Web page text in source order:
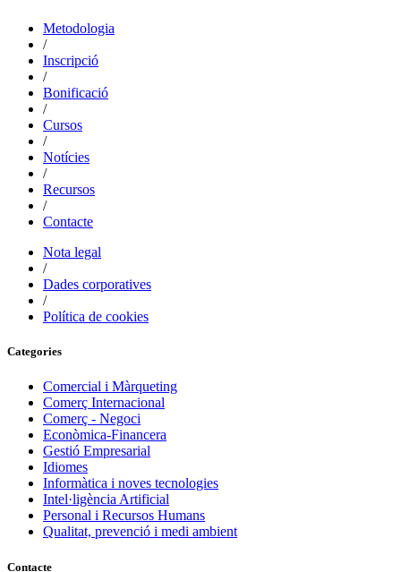
Metodologia
/
Inscripció
/
Bonificació
/
Cursos
/
Notícies
/
Recursos
/
Contacte
Nota legal
/
Dades corporatives
/
Política de cookies
Categories
Comercial i Màrqueting
Comerç Internacional
Comerç - Negoci
Econòmica-Financera
Gestió Empresarial
Idiomes
Informàtica i noves tecnologies
Intel·ligència Artificial
Personal i Recursos Humans
Qualitat, prevenció i medi ambient
Contacte